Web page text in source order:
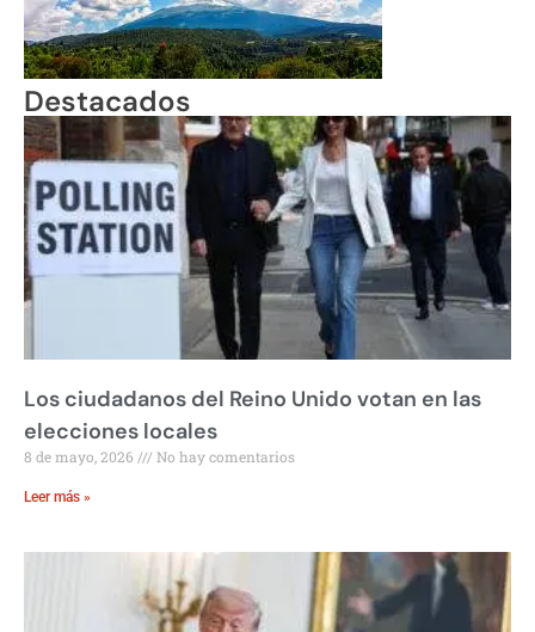
Destacados
Los ciudadanos del Reino Unido votan en las
elecciones locales
8 de mayo, 2026 No hay comentarios
Leer más »